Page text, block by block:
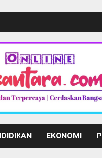
EKONOMI